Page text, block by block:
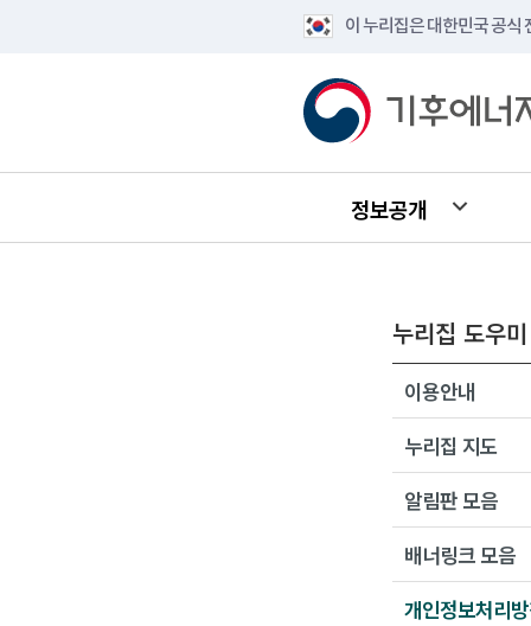
이 누리집은 대한민국 공식
정보공개
누리집 도우미
이용안내
누리집 지도
알림판 모음
배너링크 모음
개인정보처리